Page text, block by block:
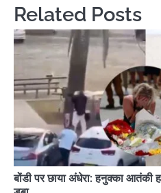
Related Posts
बोंडी पर छाया अंधेरा: हनुक्का